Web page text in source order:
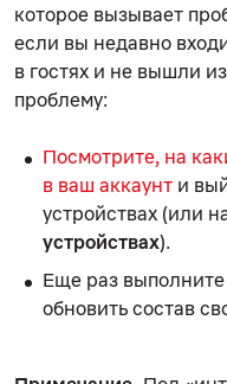
которое вызывает
если вы недавно
в гостях и не вышли
проблему:
Посмотрите, на
в ваш аккаунт и
устройствах (или
устройствах).
Еще раз
обновить состав